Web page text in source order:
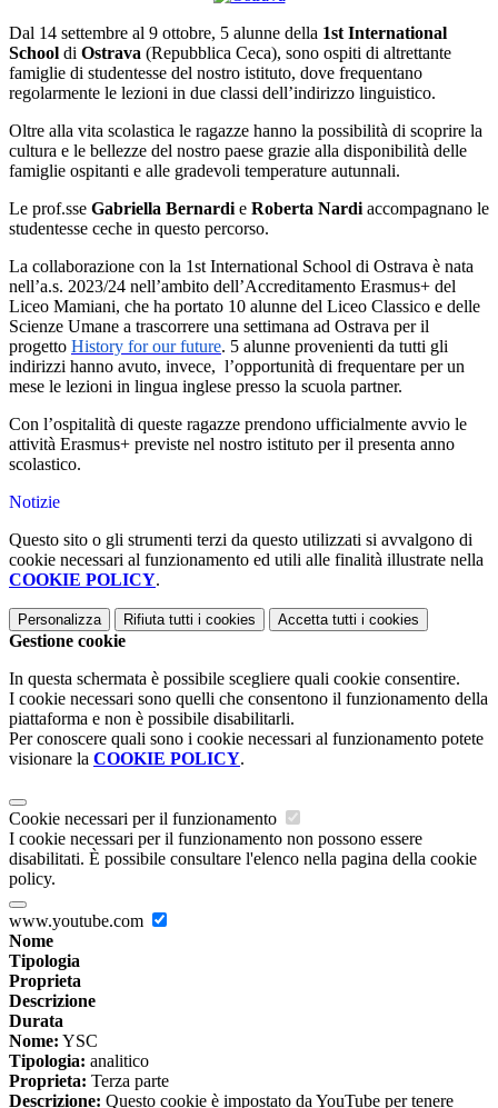
Dal 14 settembre al 9 ottobre, 5 alunne della 1st International
School di Ostrava (Repubblica Ceca), sono ospiti di altrettante
famiglie di studentesse del nostro istituto, dove frequentano
regolarmente le lezioni in due classi dell’indirizzo linguistico.
Oltre alla vita scolastica le ragazze hanno la possibilità di scoprire la
cultura e le bellezze del nostro paese grazie alla disponibilità delle
famiglie ospitanti e alle gradevoli temperature autunnali.
Le prof.sse Gabriella Bernardi e Roberta Nardi accompagnano le
studentesse ceche in questo percorso.
La collaborazione con la 1st International School di Ostrava è nata
nell’a.s. 2023/24 nell’ambito dell’Accreditamento Erasmus+ del
Liceo Mamiani, che ha portato 10 alunne del Liceo Classico e delle
Scienze Umane a trascorrere una settimana ad Ostrava per il
progetto History for our future. 5 alunne provenienti da tutti gli
indirizzi hanno avuto, invece, l’opportunità di frequentare per un
mese le lezioni in lingua inglese presso la scuola partner.
Con l’ospitalità di queste ragazze prendono ufficialmente avvio le
attività Erasmus+ previste nel nostro istituto per il presenta anno
scolastico.
Notizie
Questo sito o gli strumenti terzi da questo utilizzati si avvalgono di
cookie necessari al funzionamento ed utili alle finalità illustrate nella
COOKIE POLICY.
Personalizza Rifiuta tutti i cookies Accetta tutti i cookies
Gestione cookie
In questa schermata è possibile scegliere quali cookie consentire.
I cookie necessari sono quelli che consentono il funzionamento della
piattaforma e non è possibile disabilitarli.
Per conoscere quali sono i cookie necessari al funzionamento potete
visionare la COOKIE POLICY.
Cookie necessari per il funzionamento
I cookie necessari per il funzionamento non possono essere
disabilitati. È possibile consultare l'elenco nella pagina della cookie
policy.
www.youtube.com
Nome
Tipologia
Proprieta
Descrizione
Durata
Nome: YSC
Tipologia: analitico
Proprieta: Terza parte
Descrizione: Questo cookie è impostato da YouTube per tenere